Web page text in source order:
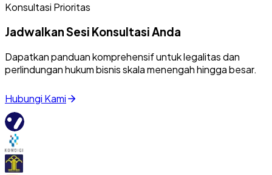
Konsultasi Prioritas
Jadwalkan Sesi Konsultasi Anda
Dapatkan panduan komprehensif untuk legalitas dan
perlindungan hukum bisnis skala menengah hingga besar.
Hubungi Kami